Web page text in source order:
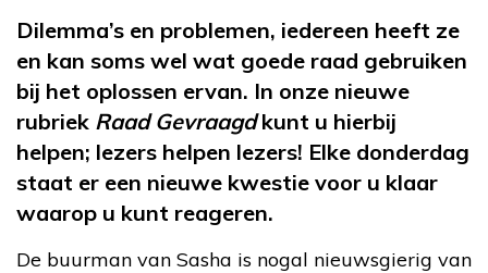
Dilemma’s en problemen, iedereen heeft ze
en kan soms wel wat goede raad gebruiken
bij het oplossen ervan. In onze nieuwe
rubriek Raad Gevraagdkunt u hierbij
helpen; lezers helpen lezers! Elke donderdag
staat er een nieuwe kwestie voor u klaar
waarop u kunt reageren.
De buurman van Sasha is nogal nieuwsgierig van